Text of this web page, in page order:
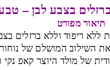
בצבע לבן –
תיאור מפורט
ללא ריפוד וללא ברזלים
השילוב המושלם של
של מולד היוצר קאפ